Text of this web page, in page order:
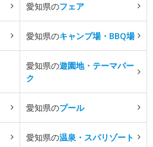
愛知県のフェア
愛知県のキャンプ場・BBQ場
愛知県の遊園地・テーマパー
ク
愛知県のプール
愛知県の温泉・スパリゾート